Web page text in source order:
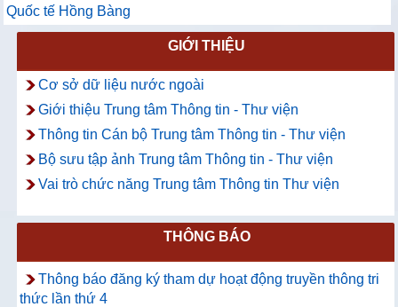
Quốc tế Hồng Bàng
GIỚI THIỆU
Cơ sở dữ liệu nước ngoài
Giới thiệu Trung tâm Thông tin - Thư viện
Thông tin Cán bộ Trung tâm Thông tin - Thư viện
Bộ sưu tập ảnh Trung tâm Thông tin - Thư viện
Vai trò chức năng Trung tâm Thông tin Thư viện
THÔNG BÁO
Thông báo đăng ký tham dự hoạt động truyền thông tri
thức lần thứ 4